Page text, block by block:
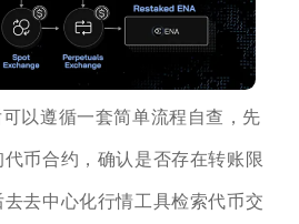
以遵循一套简单流程自查，先
币合约，确认是否存在转账限
去中心化行情工具检索代币交